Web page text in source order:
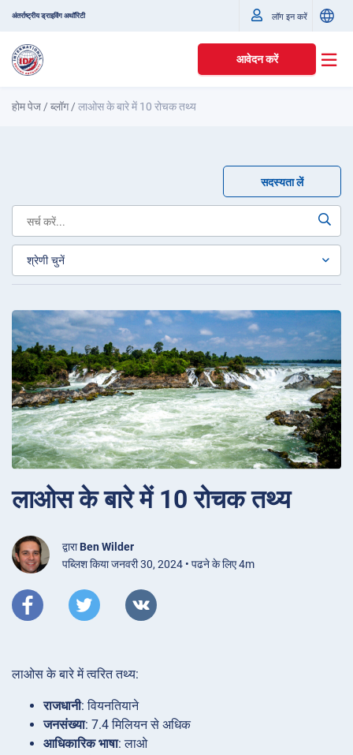
अंतर्राष्ट्रीय ड्राइविंग अथॉरिटी लॉग इन करें
आवेदन करें
होम पेज /ब्लॉग/लाओस के बारे में 10 रोचक तथ्य
सदस्यता लें
लाओस के बारे में 10 रोचक तथ्य
द्वाराBen Wilder
पब्लिश किया जनवरी 30, 2024 • पढने के लिए 4m
लाओस के बारे में त्वरित तथ्य:
राजधानी: वियनतियाने
जनसंख्या: 7.4 मिलियन से अधिक
आधिकारिक भाषा: लाओ